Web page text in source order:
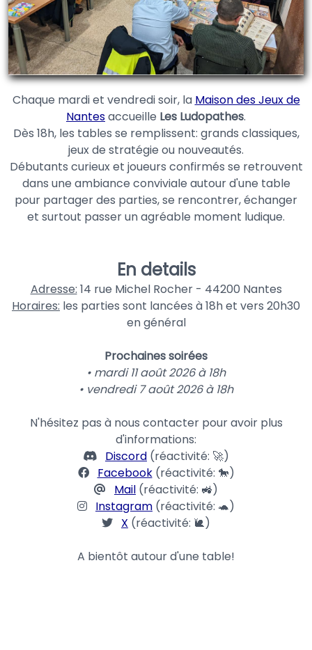
Chaque mardi et vendredi soir, la Maison des Jeux de
Nantesaccueille Les Ludopathes.
Dès 18h, les tables se remplissent: grands classiques,
jeux de stratégie ou nouveautés.
Débutants curieux et joueurs confirmés se retrouvent
dans une ambiance conviviale autour d'une table
pour partager des parties, se rencontrer, échanger
et surtout passer un agréable moment ludique.
En details
Adresse: 14 rue Michel Rocher - 44200 Nantes
Horaires: les parties sont lancées à 18h et vers 20h30
en général
Prochaines soirées
• mardi 11 août 2026 à 18h
• vendredi 7 août 2026 à 18h
N'hésitez pas à nous contacter pour avoir plus
d'informations:
Discord (réactivité: 🚀)
Facebook(réactivité: 🐎)
Mail (réactivité: 🚜)
Instagram (réactivité: 🐢)
X (réactivité: 🐌)
A bientôt autour d'une table!